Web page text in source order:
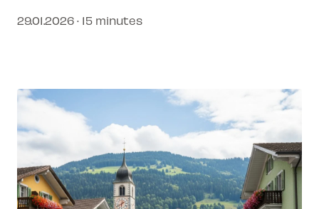
secours obligatoire.
29.01.2026 · 15 minutes